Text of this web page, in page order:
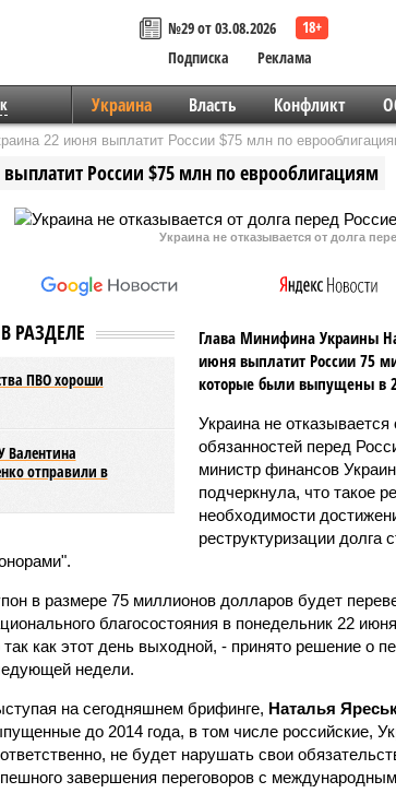
№29 от 03.08.2026
Подписка
Реклама
Украина Власть Конфликт
22 июня выплатит России $75 млн по
России $75 млн по еврооблигациям
Украина не отказывается от долга
В РАЗДЕЛЕ
ПВО хороши
Валентина
отправили в
Глава Минифина Украины
июня выплатит России 75
которые были выпущены в
Украина не
обязанностей перед
министр финансов
подчеркнула, что такое
необходимости
реструктуризации
в размере 75 миллионов долларов будет
благосостояния в понедельник 22
так как этот день выходной, - принято решение о
недели.
на сегодняшнем брифинге, Наталья
до 2014 года, в том числе российские,
не будет нарушать свои
завершения переговоров с